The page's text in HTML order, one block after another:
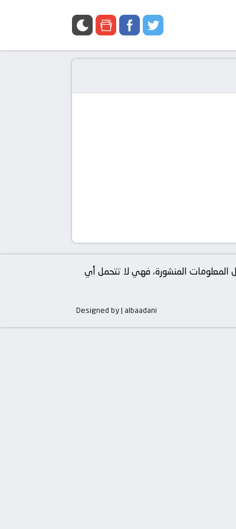
المعلومات المنشورة، فهي لا تتحمل أي
Designed by | albaadani